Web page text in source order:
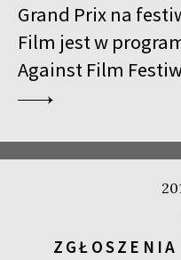
Grand Prix na
Film jest w
Against Film